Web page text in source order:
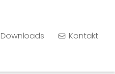
Downloads Kontakt